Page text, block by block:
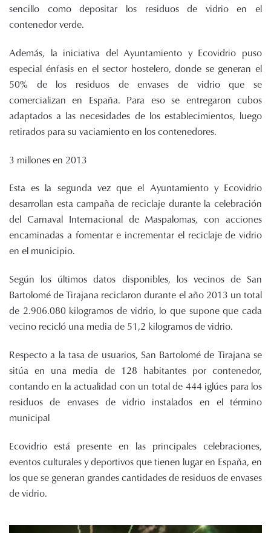
sencillo como depositar los residuos de vidrio en el
contenedor verde.
Además, la iniciativa del Ayuntamiento y Ecovidrio puso
especial énfasis en el sector hostelero, donde se generan el
50% de los residuos de envases de vidrio que se
comercializan en España. Para eso se entregaron cubos
adaptados a las necesidades de los establecimientos, luego
retirados para su vaciamiento en los contenedores.
3 millones en 2013
Esta es la segunda vez que el Ayuntamiento y Ecovidrio
desarrollan esta campaña de reciclaje durante la celebración
del Carnaval Internacional de Maspalomas, con acciones
encaminadas a fomentar e incrementar el reciclaje de vidrio
en el municipio.
Según los últimos datos disponibles, los vecinos de San
Bartolomé de Tirajana reciclaron durante el año 2013 un total
de 2.906.080 kilogramos de vidrio, lo que supone que cada
vecino recicló una media de 51,2 kilogramos de vidrio.
Respecto a la tasa de usuarios, San Bartolomé de Tirajana se
sitúa en una media de 128 habitantes por contenedor,
contando en la actualidad con un total de 444 iglúes para los
residuos de envases de vidrio instalados en el término
municipal
Ecovidrio está presente en las principales celebraciones,
eventos culturales y deportivos que tienen lugar en España, en
los que se generan grandes cantidades de residuos de envases
de vidrio.